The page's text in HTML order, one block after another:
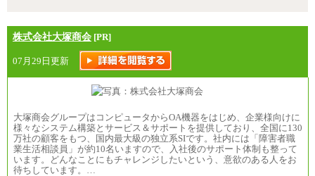
株式会社大塚商会 [PR]
07月29日更新
大塚商会グループはコンピュータからOA機器をはじめ、企業様向けに
様々なシステム構築とサービス＆サポートを提供しており、全国に130
万社の顧客をもつ、国内最大級の独立系SIです。社内には「障害者職
業生活相談員」が約10名いますので、入社後のサポート体制も整って
います。どんなことにもチャレンジしたいという、意欲のある人をお
待ちしています。…